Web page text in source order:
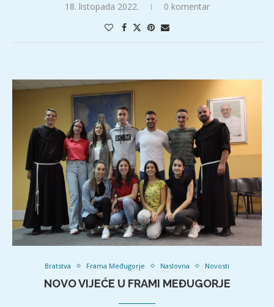
18. listopada 2022. 0 komentar
Bratstva Frama Međugorje Naslovna Novosti
NOVO VIJEĆE U FRAMI MEĐUGORJE